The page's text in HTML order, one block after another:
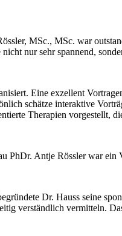
MSc., MSc. war
nur sehr spannend,
Eine exzellent
schätze interaktive
Therapien vorgestellt,
Antje Rössler war
Dr. Hauss seine
verständlich vermitteln.